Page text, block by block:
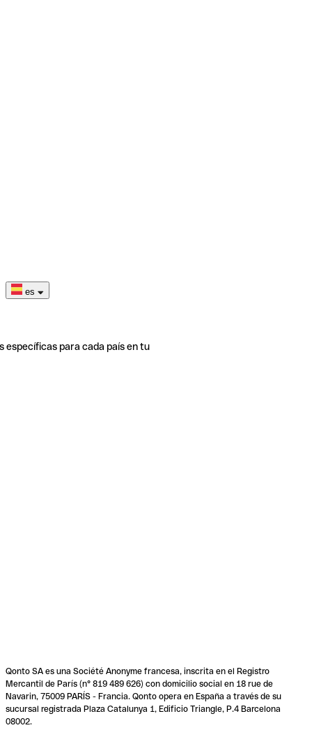
es
específicas para cada país en tu
Qonto SA es una Société Anonyme francesa, inscrita en el Registro
Mercantil de París (n° 819 489 626) con domicilio social en 18 rue de
Navarin, 75009 PARÍS - Francia. Qonto opera en España a través de su
sucursal registrada Plaza Catalunya 1, Edificio Triangle, P.4 Barcelona
08002.